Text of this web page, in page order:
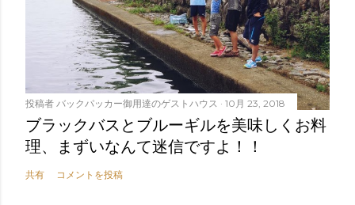
投稿者 バックパッカー御用達のゲストハウス 10月 23, 2018
ブラックバスとブルーギルを美味しくお料
理、まずいなんて迷信ですよ！！
共有 コメントを投稿